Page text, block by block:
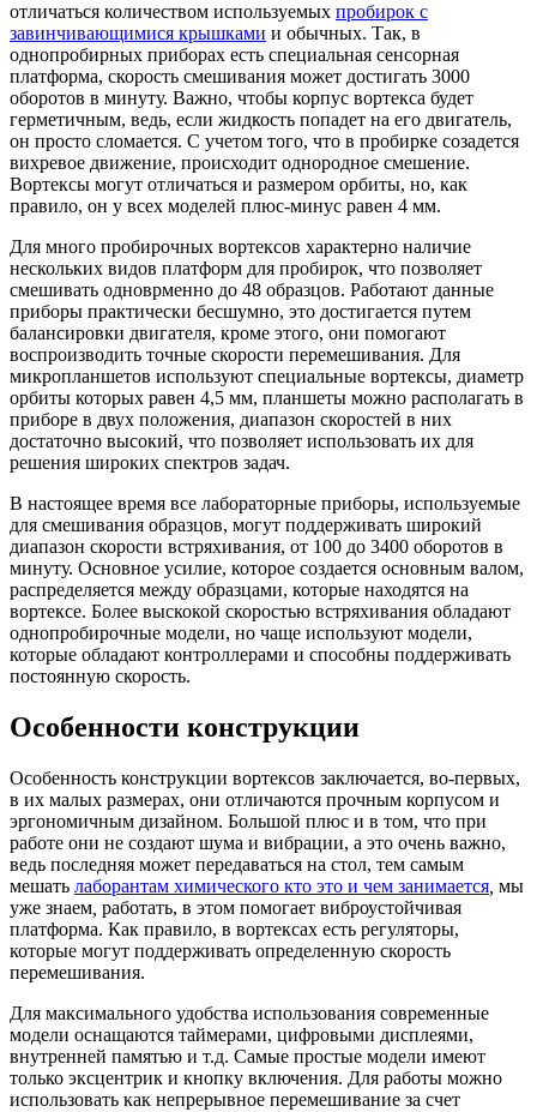
отличаться количеством используемых пробирок с
завинчивающимися крышками и обычных. Так, в
однопробирных приборах есть специальная сенсорная
платформа, скорость смешивания может достигать 3000
оборотов в минуту. Важно, чтобы корпус вортекса будет
герметичным, ведь, если жидкость попадет на его двигатель,
он просто сломается. С учетом того, что в пробирке созадется
вихревое движение, происходит однородное смешение.
Вортексы могут отличаться и размером орбиты, но, как
правило, он у всех моделей плюс-минус равен 4 мм.
Для много пробирочных вортексов характерно наличие
нескольких видов платформ для пробирок, что позволяет
смешивать одноврменно до 48 образцов. Работают данные
приборы практически бесшумно, это достигается путем
балансировки двигателя, кроме этого, они помогают
воспроизводить точные скорости перемешивания. Для
микропланшетов используют специальные вортексы, диаметр
орбиты которых равен 4,5 мм, планшеты можно располагать в
приборе в двух положения, диапазон скоростей в них
достаточно высокий, что позволяет использовать их для
решения широких спектров задач.
В настоящее время все лабораторные приборы, используемые
для смешивания образцов, могут поддерживать широкий
диапазон скорости встряхивания, от 100 до 3400 оборотов в
минуту. Основное усилие, которое создается основным валом,
распределяется между образцами, которые находятся на
вортексе. Более выскокой скоростью встряхивания обладают
однопробирочные модели, но чаще используют модели,
которые обладают контроллерами и способны поддерживать
постоянную скорость.
Особенности конструкции
Особенность конструкции вортексов заключается, во-первых,
в их малых размерах, они отличаются прочным корпусом и
эргономичным дизайном. Большой плюс и в том, что при
работе они не создают шума и вибрации, а это очень важно,
ведь последняя может передаваться на стол, тем самым
мешать лаборантам химического кто это и чем занимается мы
уже знаем работать, в этом помогает виброустойчивая
платформа. Как правило, в вортексах есть регуляторы,
которые могут поддерживать определенную скорость
перемешивания.
Для максимального удобства использования современные
модели оснащаются таймерами, цифровыми дисплеями,
внутренней памятью и т.д. Самые простые модели имеют
только эксцентрик и кнопку включения. Для работы можно
использовать как непрерывное перемешивание за счет